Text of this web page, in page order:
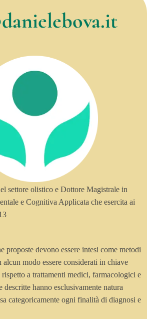
settore olistico e Dottore Magistrale in
e Cognitiva Applicata che esercita ai
proposte devono essere intesi come metodi
modo essere considerati in chiave
a trattamenti medici, farmacologici e
hanno esclusivamente natura
categoricamente ogni finalità di diagnosi e